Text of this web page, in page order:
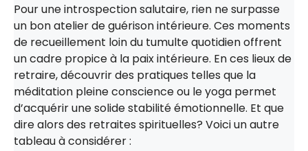
Pour une introspection salutaire, rien ne surpasse
un bon atelier de guérison intérieure. Ces moments
de recueillement loin du tumulte quotidien offrent
un cadre propice à la paix intérieure. En ces lieux de
retraire, découvrir des pratiques telles que la
méditation pleine conscience ou le yoga permet
d’acquérir une solide stabilité émotionnelle. Et que
dire alors des retraites spirituelles? Voici un autre
tableau à considérer :